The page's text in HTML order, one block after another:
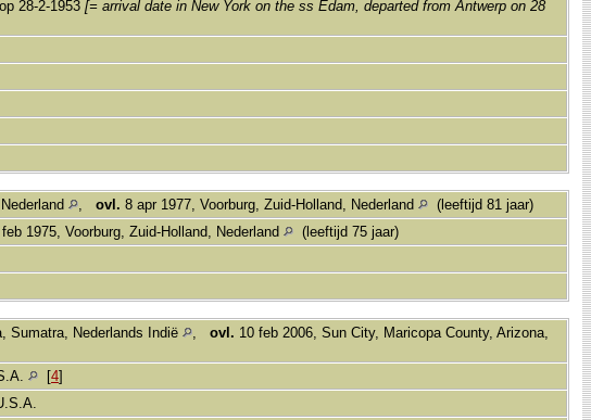
28-2-1953[= arrival date in New York on the ss Edam, departed from Antwerp on 28
ovl. 8 apr 1977, Voorburg, Zuid-Holland, Nederland
(leeftijd 81 jaar)
feb 1975, Voorburg, Zuid-Holland, Nederland
(leeftijd 75 jaar)
Sumatra, Nederlands Indië ovl. 10 feb 2006, Sun City, Maricopa County, Arizona,
[4]